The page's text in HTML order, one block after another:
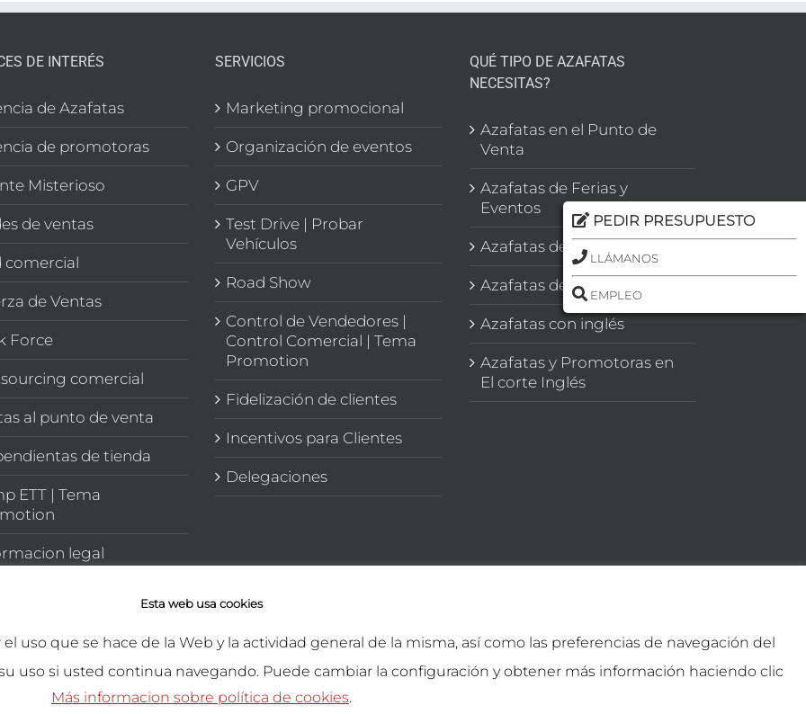
DE INTERÉS
de Azafatas
de promotoras
Misterioso
de ventas
comercial
de Ventas
Force
comercial
al punto de venta
de tienda
ETT | Tema
legal
SERVICIOS
Marketing promocional
Organización de eventos
GPV
Test Drive | Probar
Vehículos
Road Show
Control de Vendedores |
Control Comercial | Tema
Promotion
Fidelización de clientes
Incentivos para Clientes
Delegaciones
QUÉ TIPO DE AZAFATAS
NECESITAS?
Azafatas en el Punto de
Venta
Azafatas de Ferias y
Eventos
Azafatas de Congresos
Azafatas de Imagen
Azafatas con inglés
Azafatas y Promotoras en
El corte Inglés
reservados.
PEDIR PRESUPUESTO
LLÁMANOS
EMPLEO
Esta web usa cookies
uso que se hace de la Web y la actividad general de la misma, así como las preferencias de navegación del
uso si usted continua navegando. Puede cambiar la configuración y obtener más información haciendo clic
Más informacion sobre política de cookies.